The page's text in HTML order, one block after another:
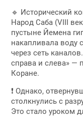
🔹 Исторический
Народ Саба (VIII
пустыне Йемена
накапливала воду
через сеть
справа и слева» —
Коране.
❗ Однако,
столкнулись с
Это стало уроком